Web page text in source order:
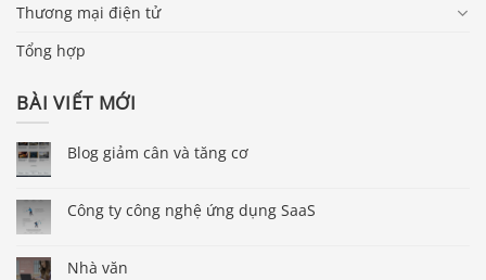
Thương mại điện tử
Tổng hợp
BÀI VIẾT MỚI
Blog giảm cân và tăng cơ
Công ty công nghệ ứng dụng SaaS
Nhà văn